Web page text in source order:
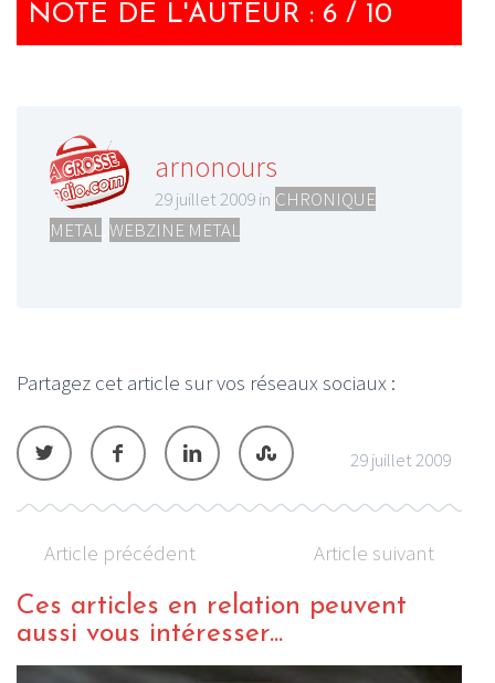
NOTE DE L'AUTEUR : 6 / 10
arnonours
29 juillet 2009 in CHRONIQUE
METAL WEBZINE METAL
Partagez cet article sur vos réseaux sociaux :
29 juillet 2009
Article précédent Article suivant
Ces articles en relation peuvent
aussi vous intéresser...